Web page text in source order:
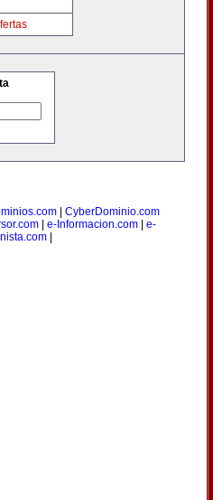
CyberDominio.com
e-Informacion.com
e-
|